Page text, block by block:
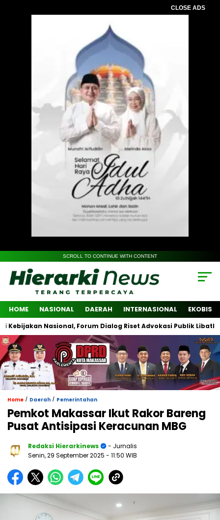
CLOSE ADS
SCROLL TO CONTINUE WITH CONTENT
HOME NASIONAL DAERAH INTERNASIONAL EKOBIS
Nasional, Forum Dialog Riset Advokasi Publik Libatkan
Home / Daerah / Pemerintahan
Pemkot Makassar Ikut Rakor Bareng
Pusat Antisipasi Keracunan MBG
Redaksi Hierarkinews
- Jurnalis
Senin, 29 September 2025 - 11:50 WIB